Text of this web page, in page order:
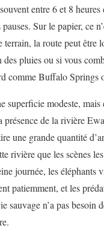
entre 6 et 8 heures
Sur le papier, ce
terrain, la route peut être
des pluies ou si vous
comme Buffalo Springs
superficie modeste,
présence de la rivière
une grande quantité
rivière que les scènes
journée, les éléphants
patiemment, et les
sauvage n’a pas besoin